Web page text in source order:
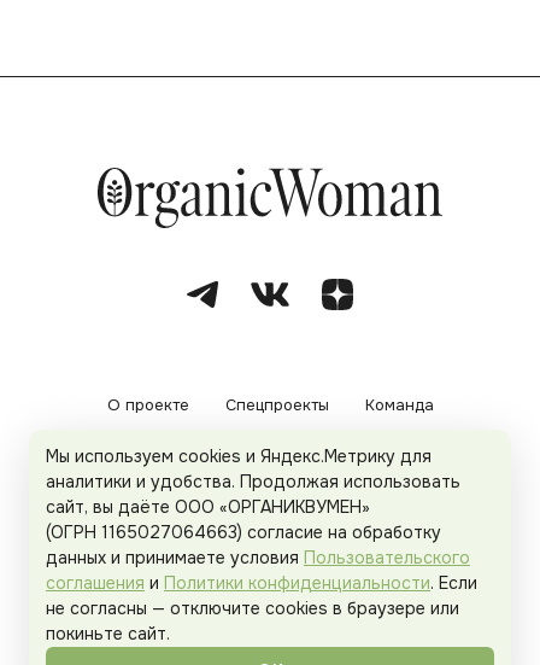
О проекте Спецпроекты Команда
Рекламодателям Политика конфиденциальности
Пользовательское соглашение
Organicwoman.ru . Все права защищены.
Мы используем cookies и Яндекс.Метрику для
аналитики и удобства. Продолжая использовать
сайт, вы даёте ООО «ОРГАНИКВУМЕН»
(ОГРН 1165027064663) согласие на обработку
данных и принимаете условия Пользовательского
соглашения и Политики конфиденциальности. Если
не согласны — отключите cookies в браузере или
покиньте сайт.